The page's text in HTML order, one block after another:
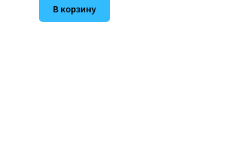
В корзину